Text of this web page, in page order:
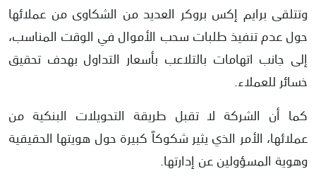
وتتلقى برايم إكس بروكر العديد من الشكاوى من عملائها
حول عدم تنفيذ طلبات سحب الأموال في الوقت المناسب،
إلى جانب اتهامات بالتلاعب بأسعار التداول بهدف تحقيق
خسائر للعملاء.
كما أن الشركة لا تقبل طريقة التحويلات البنكية من
عملائها، الأمر الذي يثير شكوكاً كبيرة حول هويتها الحقيقية
وهوية المسؤولين عن إدارتها.